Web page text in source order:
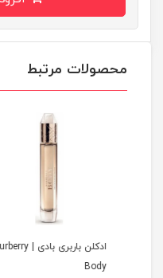
محصولات مرتبط
ادکلن باربری بادی | Burberry
Body